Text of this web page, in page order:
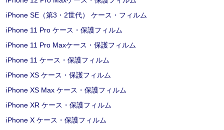
iPhone SE（第3・2世代） ケース・フィルム
iPhone 11 Pro ケース・保護フィルム
iPhone 11 Pro Maxケース・保護フィルム
iPhone 11 ケース・保護フィルム
iPhone XS ケース・保護フィルム
iPhone XS Max ケース・保護フィルム
iPhone XR ケース・保護フィルム
iPhone X ケース・保護フィルム